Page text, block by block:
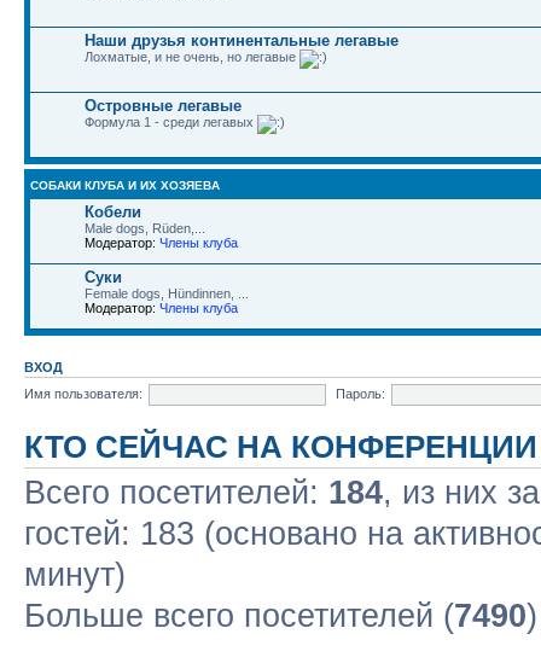
Наши друзья континентальные легавые
Лохматые, и не очень, но легавые
Островные легавые
Формула 1 - среди легавых
СОБАКИ КЛУБА И ИХ ХОЗЯЕВА
Кобели
Male dogs, Rüden,...
Модератор: Члены клуба
Суки
Female dogs, Hündinnen, ...
Модератор: Члены клуба
ВХОД
Имя пользователя:
Пароль:
КТО СЕЙЧАС НА КОНФЕРЕНЦИИ
Всего посетителей: 184, из них
гостей: 183 (основано на
минут)
Больше всего посетителей (7490